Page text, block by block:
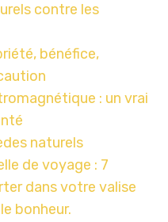
contre les
bénéfice,
: un vrai
naturels
de voyage : 7
dans votre valise
bonheur.